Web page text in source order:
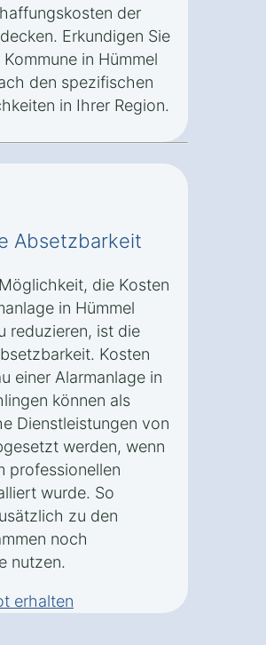
der
Erkundigen Sie
in Hümmel
den spezifischen
in Ihrer Region.
Absetzbarkeit
die Kosten
in Hümmel
reduzieren, ist die
Kosten
einer Alarmanlage in
können als
Dienstleistungen von
werden, wenn
professionellen
wurde. So
zu den
noch
nutzen.
erhalten